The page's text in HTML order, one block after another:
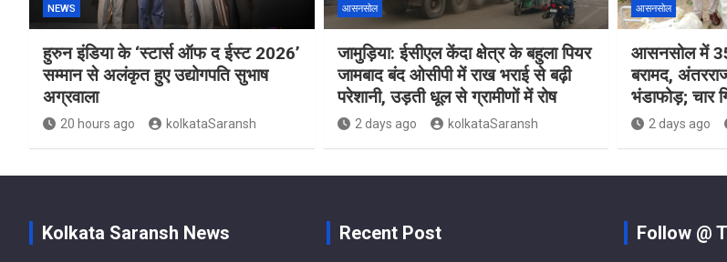
NEWS
हुरुन इंडिया के ‘स्टार्स ऑफ द ईस्ट 2026’
सम्मान से अलंकृत हुए उद्योगपति सुभाष
अग्रवाला
20 hours ago kolkataSaransh
आसनसोल
जामुड़िया: ईसीएल केंदा क्षेत्र के बहुला पियर
जामबाद बंद ओसीपी में राख भराई से बढ़ी
परेशानी, उड़ती धूल से ग्रामीणों में रोष
2 days ago kolkataSaransh
आसनसोल
आसनसोल में
बरामद,
भंडाफोड़; चार
2 days ago
Kolkata Saransh News Recent Post Follow @